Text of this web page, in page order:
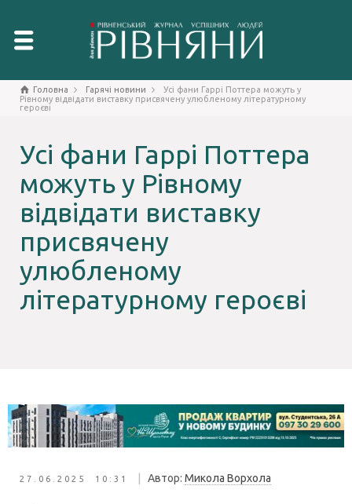
Головна Гарячі новини
Усі фани Гаррі Поттера можуть у
Рівному відвідати виставку присвячену улюбленому літературному
героєві
Усі фани Гаррі Поттера
можуть у Рівному
відвідати виставку
присвячену
улюбленому
літературному героєві
27.06.2025 10:31 Автор: Микола Ворхола